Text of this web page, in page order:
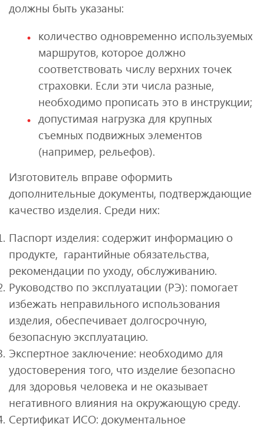
должны быть указаны:
количество одновременно используемых
маршрутов, которое должно
соответствовать числу верхних точек
страховки. Если эти числа разные,
необходимо прописать это в инструкции;
допустимая нагрузка для крупных
съемных подвижных элементов
(например, рельефов).
Изготовитель вправе оформить
дополнительные документы, подтверждающие
качество изделия. Среди них:
Паспорт изделия: содержит информацию о
продукте, гарантийные обязательства,
рекомендации по уходу, обслуживанию.
Руководство по эксплуатации (РЭ): помогает
избежать неправильного использования
изделия, обеспечивает долгосрочную,
безопасную эксплуатацию.
Экспертное заключение: необходимо для
удостоверения того, что изделие безопасно
для здоровья человека и не оказывает
негативного влияния на окружающую среду.
Сертификат ИСО: документальное